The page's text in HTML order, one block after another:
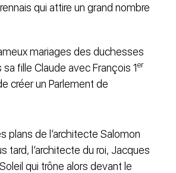
qui attire un grand nombre
mariages des duchesses
fille Claude avec François 1er
créer un Parlement de
plans de l’architecte Salomon
tard, l’architecte du roi, Jacques
qui trône alors devant le